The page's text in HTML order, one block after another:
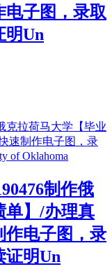
子图，录取
明Un
制作俄
单】/办理真
作电子图，录
证明Un